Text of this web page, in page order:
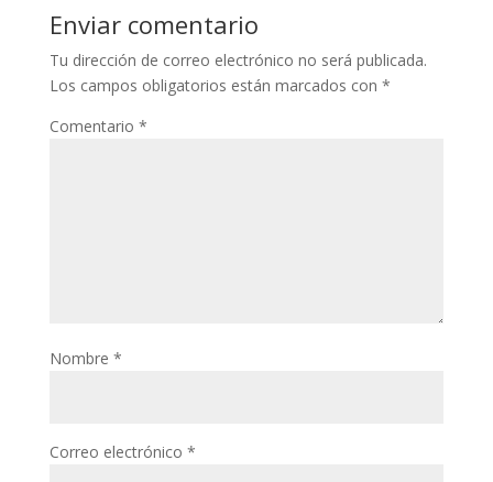
Enviar comentario
Tu dirección de correo electrónico no será publicada.
Los campos obligatorios están marcados con *
Comentario *
Nombre *
Correo electrónico *